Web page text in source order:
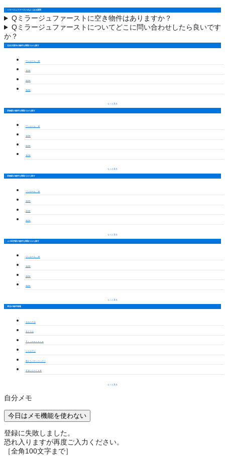
ミラージュファーストのよくある質問
Qミラージュファーストに空き物件はありますか？
Qミラージュファーストについてどこに問い合わせしたら良いです
か？
北名古屋市の物件を間取りから探す
ワンルーム・1K
1LDK
2LDK
3LDK
もっと見る
西春駅の物件を間取りから探す
ワンルーム・1K
1LDK
2LDK
3LDK
もっと見る
西春駅の物件を間取りから探す
ワンルーム・1K
1LDK
2LDK
3LDK
もっと見る
上小田井駅の物件を間取りから探す
ワンルーム・1K
1LDK
2LDK
3LDK
もっと見る
周辺の物件情報
メルベーユ
Ｇドエル
Ｐｒｉｍａｖｅｒａ
シャルマン
第２リバティーハイツ
すまいらーくＡＢ
もっと見る
自分メモ
今日はメモ機能を使わない
登録に失敗しました。
恐れ入りますが再度ご入力ください。
［全角100文字まで］